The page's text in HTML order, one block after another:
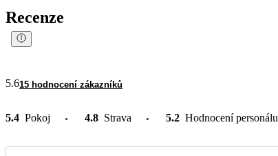
Recenze
5.615 hodnocení zákazníků
5.4 Pokoj 4.8 Strava 5.2 Hodnocení personálu